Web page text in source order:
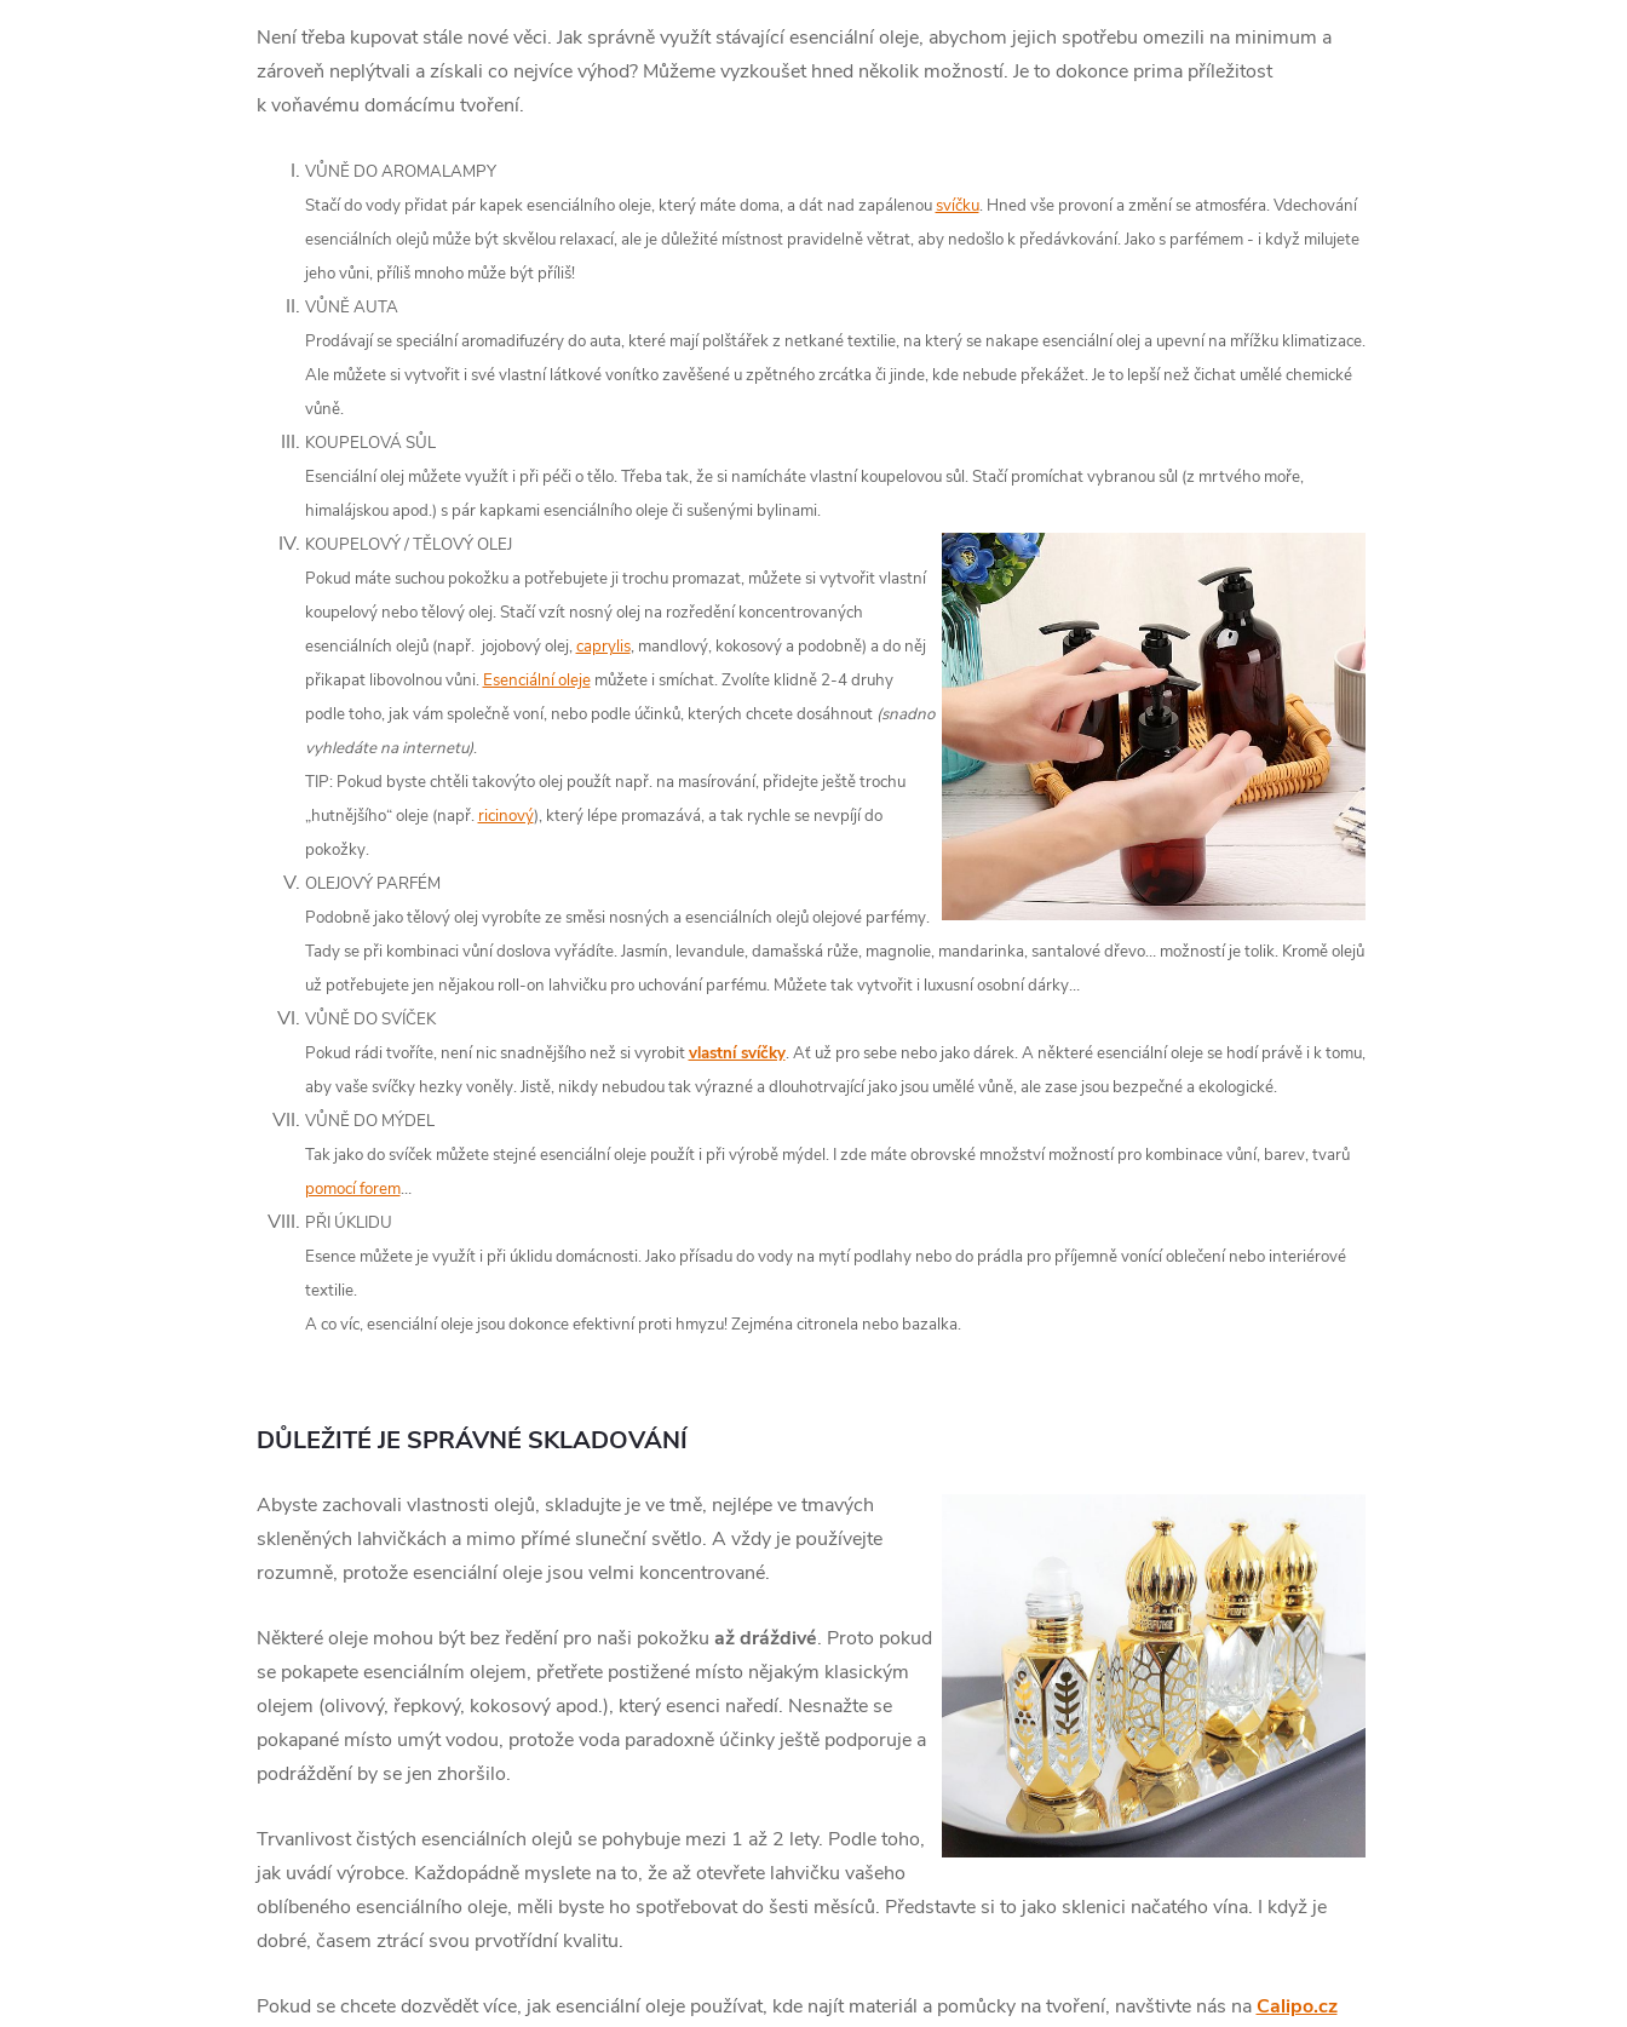
Není třeba kupovat stále nové věci. Jak správně využít stávající esenciální oleje, abychom jejich spotřebu omezili na minimum a
zároveň neplýtvali a získali co nejvíce výhod? Můžeme vyzkoušet hned několik možností. Je to dokonce prima příležitost
k voňavému domácímu tvoření.
VŮNĚ DO AROMALAMPY
Stačí do vody přidat pár kapek esenciálního oleje, který máte doma, a dát nad zapálenousvíčku. Hned vše provoní a změní se atmosféra. Vdechování
esenciálních olejů může být skvělou relaxací, ale je důležité místnost pravidelně větrat, aby nedošlo k předávkování. Jako s parfémem - i když milujete
jeho vůni, příliš mnoho může být příliš!
VŮNĚ AUTA
Prodávají se speciální aromadifuzéry do auta, které mají polštářek z netkané textilie, na který se nakape esenciální olej a upevní na mřížku klimatizace.
Ale můžete si vytvořit i své vlastní látkové vonítko zavěšené u zpětného zrcátka či jinde, kde nebude překážet. Je to lepší než čichat umělé chemické
vůně.
KOUPELOVÁ SŮL
Esenciální olej můžete využít i při péči o tělo. Třeba tak, že si namícháte vlastní koupelovou sůl. Stačí promíchat vybranou sůl (z mrtvého moře,
himalájskou apod.) s pár kapkami esenciálního oleje či sušenými bylinami.
KOUPELOVÝ / TĚLOVÝ OLEJ
Pokud máte suchou pokožku a potřebujete ji trochu promazat, můžete si vytvořit vlastní
koupelový nebo tělový olej. Stačí vzít nosný olej na rozředění koncentrovaných
esenciálních olejů (např. jojobový olej,caprylis, mandlový, kokosový a podobně) a do něj
přikapat libovolnou vůni. Esenciální olejemůžete i smíchat. Zvolíte klidně 2-4 druhy
podle toho, jak vám společně voní, nebo podle účinků, kterých chcete dosáhnout (snadno
vyhledáte na internetu).
TIP: Pokud byste chtěli takovýto olej použít např. na masírování, přidejte ještě trochu
„hutnějšího“ oleje (např. ricinový), který lépe promazává, a tak rychle se nevpíjí do
pokožky.
OLEJOVÝ PARFÉM
Podobně jako tělový olej vyrobíte ze směsi nosných a esenciálních olejů olejové parfémy.
Tady se při kombinaci vůní doslova vyřádíte. Jasmín, levandule, damašská růže, magnolie, mandarinka, santalové dřevo… možností je tolik. Kromě olejů
už potřebujete jen nějakou roll-on lahvičku pro uchování parfému. Můžete tak vytvořit i luxusní osobní dárky…
VŮNĚ DO SVÍČEK
Pokud rádi tvoříte, není nic snadnějšího než si vyrobitvlastní svíčky. Ať už pro sebe nebo jako dárek. A některé esenciální oleje se hodí právě i k tomu,
aby vaše svíčky hezky voněly. Jistě, nikdy nebudou tak výrazné a dlouhotrvající jako jsou umělé vůně, ale zase jsou bezpečné a ekologické.
VŮNĚ DO MÝDEL
Tak jako do svíček můžete stejné esenciální oleje použít i při výrobě mýdel. I zde máte obrovské množství možností pro kombinace vůní, barev, tvarů
pomocí forem…
PŘI ÚKLIDU
Esence můžete je využít i při úklidu domácnosti. Jako přísadu do vody na mytí podlahy nebo do prádla pro příjemně vonící oblečení nebo interiérové
textilie.
A co víc, esenciální oleje jsou dokonce efektivní proti hmyzu! Zejména citronela nebo bazalka.
DŮLEŽITÉ JE SPRÁVNÉ SKLADOVÁNÍ
Abyste zachovali vlastnosti olejů, skladujte je ve tmě, nejlépe ve tmavých
skleněných lahvičkách a mimo přímé sluneční světlo. A vždy je používejte
rozumně, protože esenciální oleje jsou velmi koncentrované.
Některé oleje mohou být bez ředění pro naši pokožku až dráždivé. Proto pokud
se pokapete esenciálním olejem, přetřete postižené místo nějakým klasickým
olejem (olivový, řepkový, kokosový apod.), který esenci naředí. Nesnažte se
pokapané místo umýt vodou, protože voda paradoxně účinky ještě podporuje a
podráždění by se jen zhoršilo.
Trvanlivost čistých esenciálních olejů se pohybuje mezi 1 až 2 lety. Podle toho,
jak uvádí výrobce. Každopádně myslete na to, že až otevřete lahvičku vašeho
oblíbeného esenciálního oleje, měli byste ho spotřebovat do šesti měsíců. Představte si to jako sklenici načatého vína. I když je
dobré, časem ztrácí svou prvotřídní kvalitu.
Pokud se chcete dozvědět více, jak esenciální oleje používat, kde najít materiál a pomůcky na tvoření, navštivte nás naCalipo.cz